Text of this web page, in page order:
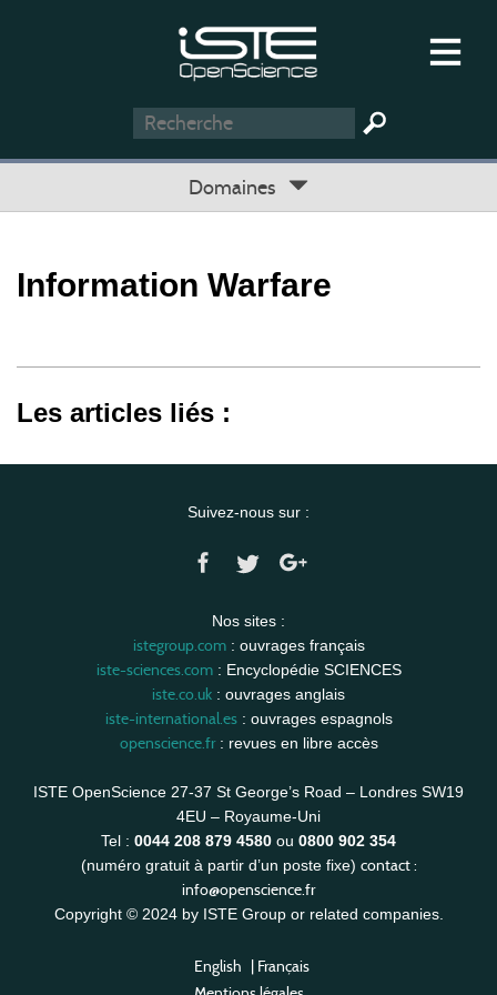
Domaines
Information Warfare
Les articles liés :
Suivez-nous sur :
Nos sites :
istegroup.com: ouvrages français
iste-sciences.com: Encyclopédie SCIENCES
iste.co.uk : ouvrages anglais
iste-international.es: ouvrages espagnols
openscience.fr: revues en libre accès
ISTE OpenScience 27-37 St George’s Road – Londres SW19
4EU – Royaume-Uni
Tel : 0044 208 879 4580 ou 0800 902 354
(numéro gratuit à partir d’un poste fixe) contact :
info@openscience.fr
Copyright © 2024 by ISTE Group or related companies.
English | Français